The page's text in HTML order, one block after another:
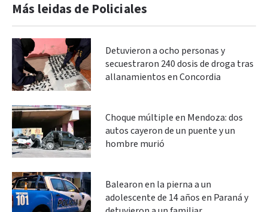
Más leidas de Policiales
Detuvieron a ocho personas y
secuestraron 240 dosis de droga tras
allanamientos en Concordia
Choque múltiple en Mendoza: dos
autos cayeron de un puente y un
hombre murió
Balearon en la pierna a un
adolescente de 14 años en Paraná y